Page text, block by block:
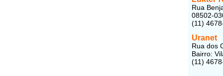
Rua
08502-
(11)
Uranet
Rua dos
Bairro:
(11)